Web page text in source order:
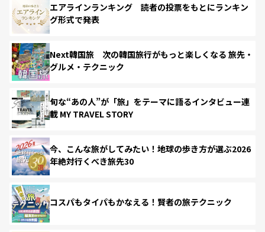
エアラインランキング 読者の投票をもとにランキン
グ形式で発表
Next韓国旅 次の韓国旅行がもっと楽しくなる 旅先・
グルメ・テクニック
旬な“あの人”が「旅」をテーマに語るインタビュー連
載 MY TRAVEL STORY
今、こんな旅がしてみたい！地球の歩き方が選ぶ2026
年絶対行くべき旅先30
コスパもタイパもかなえる！賢者の旅テクニック